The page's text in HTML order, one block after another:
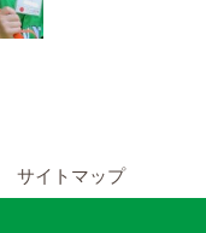
サイトマップ